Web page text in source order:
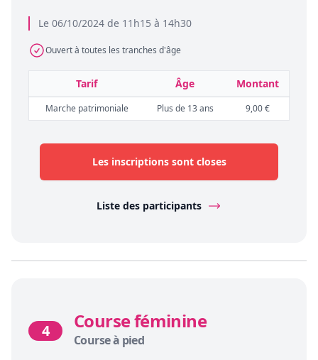
Le 06/10/2024 de 11h15 à 14h30
Ouvert à toutes les tranches d'âge
Tarif Âge Montant
Marche patrimoniale Plus de 13 ans 9,00 €
Les inscriptions sont closes
Liste des participants
4 Course féminine
Course à pied